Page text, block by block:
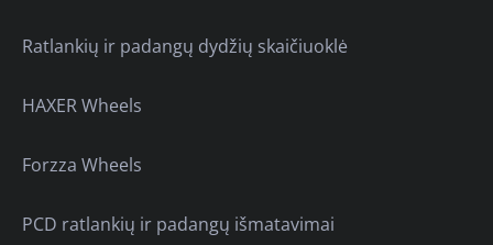
Ratlankių ir padangų dydžių skaičiuoklė
HAXER Wheels
Forzza Wheels
PCD ratlankių ir padangų išmatavimai